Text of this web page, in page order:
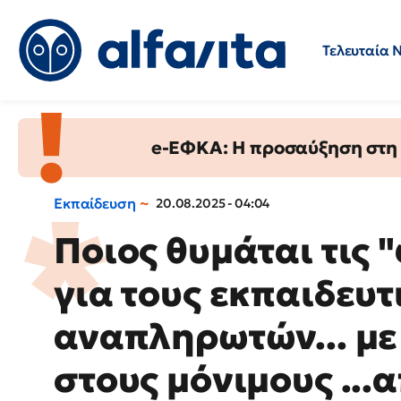
Τελευταία
e-ΕΦΚΑ: Η προσαύξηση στη
Εκπαίδευση 20.08.2025 - 04:04
Ποιος θυμάται τις
για τους
αναπληρωτών...
στους μόνιμους